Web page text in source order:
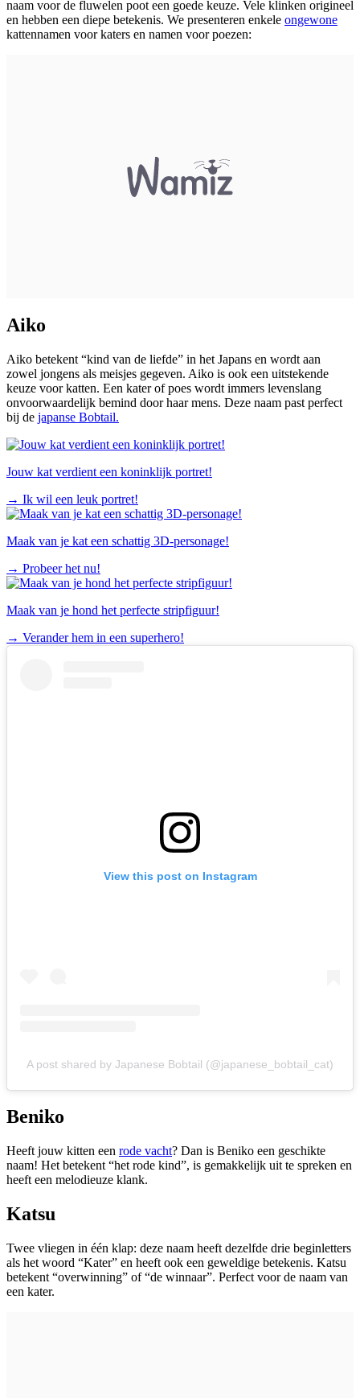
naam voor de fluwelen poot een goede keuze. Vele klinken origineel
en hebben een diepe betekenis. We presenteren enkele ongewone
kattennamen voor katers en namen voor poezen:
Aiko
Aiko betekent “kind van de liefde” in het Japans en wordt aan
zowel jongens als meisjes gegeven. Aiko is ook een uitstekende
keuze voor katten. Een kater of poes wordt immers levenslang
onvoorwaardelijk bemind door haar mens. Deze naam past perfect
bij de japanse Bobtail.
Jouw kat verdient een koninklijk portret!
→ Ik wil een leuk portret!
Maak van je kat een schattig 3D-personage!
→ Probeer het nu!
Maak van je hond het perfecte stripfiguur!
→ Verander hem in een superhero!
View this post on Instagram
A post shared by Japanese Bobtail (@japanese_bobtail_cat)
Beniko
Heeft jouw kitten een rode vacht? Dan is Beniko een geschikte
naam! Het betekent “het rode kind”, is gemakkelijk uit te spreken en
heeft een melodieuze klank.
Katsu
Twee vliegen in één klap: deze naam heeft dezelfde drie beginletters
als het woord “Kater” en heeft ook een geweldige betekenis. Katsu
betekent “overwinning” of “de winnaar”. Perfect voor de naam van
een kater.